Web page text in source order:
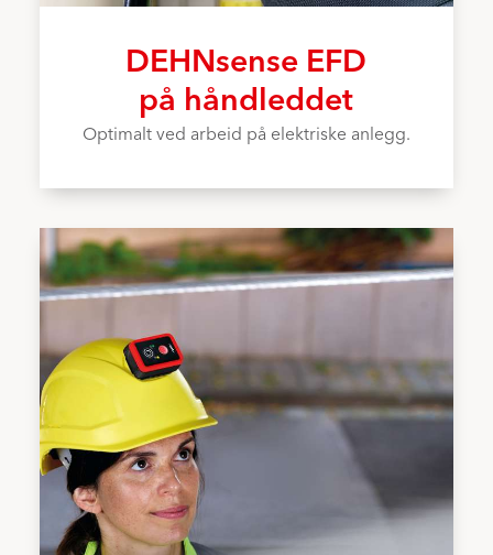
DEHNsense EFD
på håndleddet
Optimalt ved arbeid på elektriske anlegg.